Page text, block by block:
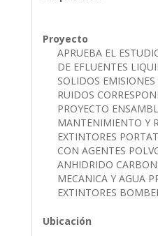
Proyecto
APRUEBA EL
DE EFLUENTES
SOLIDOS EMISIONES
RUIDOS
PROYECTO
MANTENIMIENTO Y
EXTINTORES
CON AGENTES
ANHIDRIDO
MECANICA Y AGUA
EXTINTORES
Ubicación